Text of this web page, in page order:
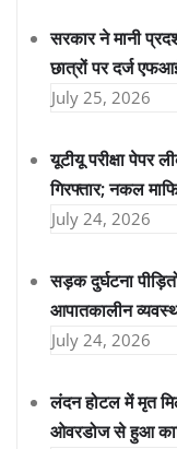
सरकार ने मानी
छात्रों पर दर्ज
July 25, 2026
यूटीयू परीक्षा पेपर
गिरफ्तार; नकल
July 24, 2026
सड़क दुर्घटना
आपातकालीन
July 24, 2026
लंदन होटल में मृत
ओवरडोज से हुआ